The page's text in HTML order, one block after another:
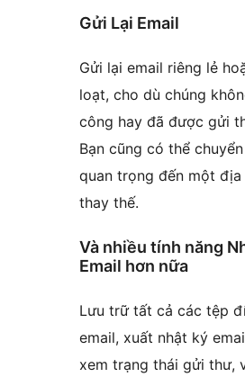
Gửi Lại Email
Gửi lại email riêng lẻ
loạt, cho dù chúng
công hay đã được gửi
Bạn cũng có thể
quan trọng đến một địa
thay thế.
Và nhiều tính năng
Email hơn nữa
Lưu trữ tất cả các tệp
email, xuất nhật ký
xem trạng thái gửi thư,